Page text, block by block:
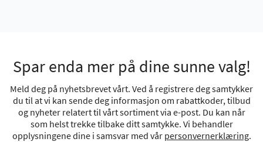
Spar enda mer på dine sunne valg!
Meld deg på nyhetsbrevet vårt. Ved å registrere deg samtykker
du til at vi kan sende deg informasjon om rabattkoder, tilbud
og nyheter relatert til vårt sortiment via e-post. Du kan når
som helst trekke tilbake ditt samtykke. Vi behandler
opplysningene dine i samsvar med vår personvernerklæring.